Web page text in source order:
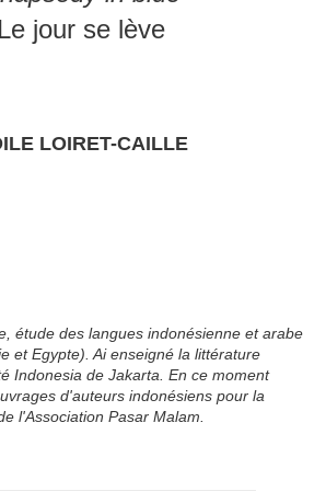
Le jour se lève
LOIRET-CAILLE
étude des langues indonésienne et arabe
et Egypte). Ai enseigné la littérature
Indonesia de Jakarta. En ce moment
d'auteurs indonésiens pour la
l'Association Pasar Malam.